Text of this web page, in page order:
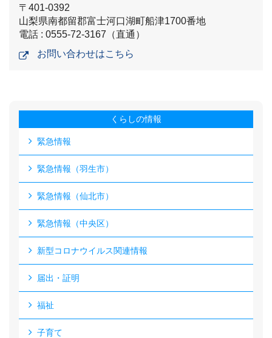
〒401-0392
山梨県南都留郡富士河口湖町船津1700番地
電話 : 0555-72-3167（直通）
お問い合わせはこちら
くらしの情報
緊急情報
緊急情報（羽生市）
緊急情報（仙北市）
緊急情報（中央区）
新型コロナウイルス関連情報
届出・証明
福祉
子育て